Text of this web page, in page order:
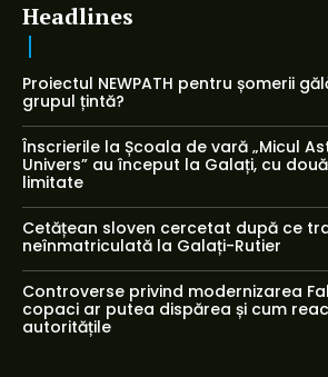
Headlines
Proiectul NEWPATH pentru șomerii
grupul țintă?
Înscrierile la Școala de vară „Micul
Univers” au început la Galați, cu
limitate
Cetățean sloven cercetat după ce
neînmatriculată la Galați-Rutier
Controverse privind modernizarea
copaci ar putea dispărea și cum
autoritățile